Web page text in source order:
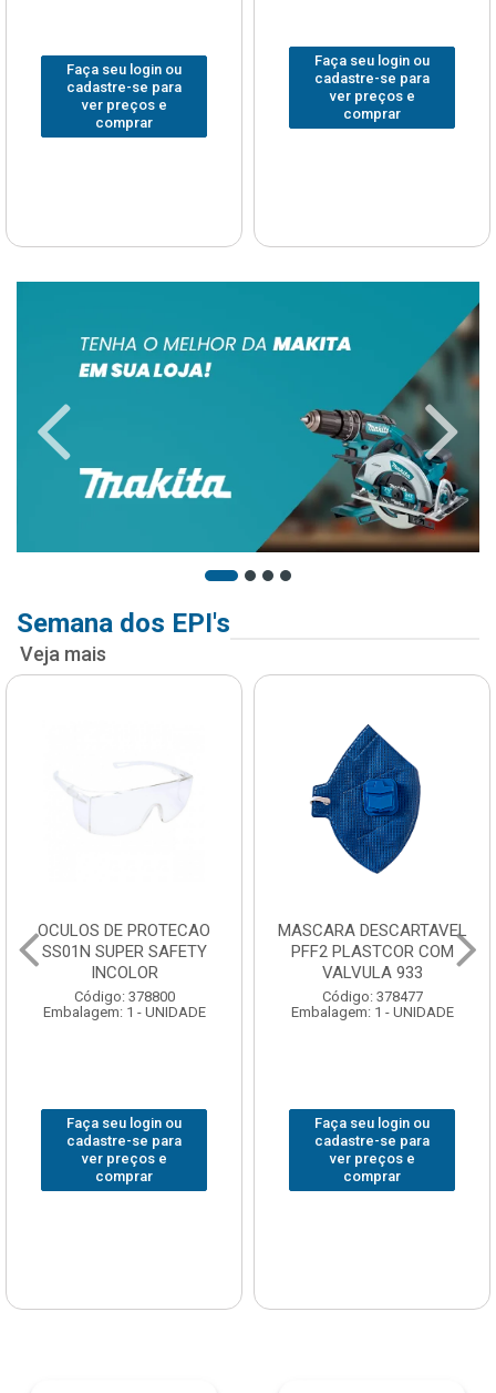
Faça seu login ou
cadastre-se para
ver preços e
comprar
Faça seu login ou
cadastre-se para
ver preços e
comprar
Semana dos EPI's
Veja mais
OCULOS DE PROTECAO
SS01N SUPER SAFETY
INCOLOR
Código: 378800
Embalagem: 1 - UNIDADE
Faça seu login ou
cadastre-se para
ver preços e
comprar
MASCARA DESCARTAVEL
PFF2 PLASTCOR COM
VALVULA 933
Código: 378477
Embalagem: 1 - UNIDADE
Faça seu login ou
cadastre-se para
ver preços e
comprar